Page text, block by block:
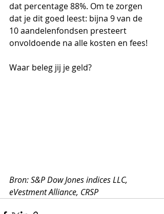
dat percentage 88%. Om te zorgen
dat je dit goed leest: bijna 9 van de
10 aandelenfondsen presteert
onvoldoende na alle kosten en fees!
Waar beleg jij je geld?
Bron: S&P Dow Jones indices LLC,
eVestment Alliance, CRSP